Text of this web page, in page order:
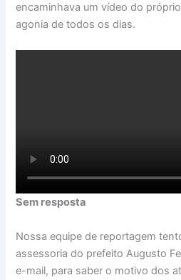
encaminhava um vídeo do
agonia de todos os dias.
Sem resposta
Nossa equipe de reportagem
assessoria do prefeito Augusto
e-mail, para saber o motivo dos